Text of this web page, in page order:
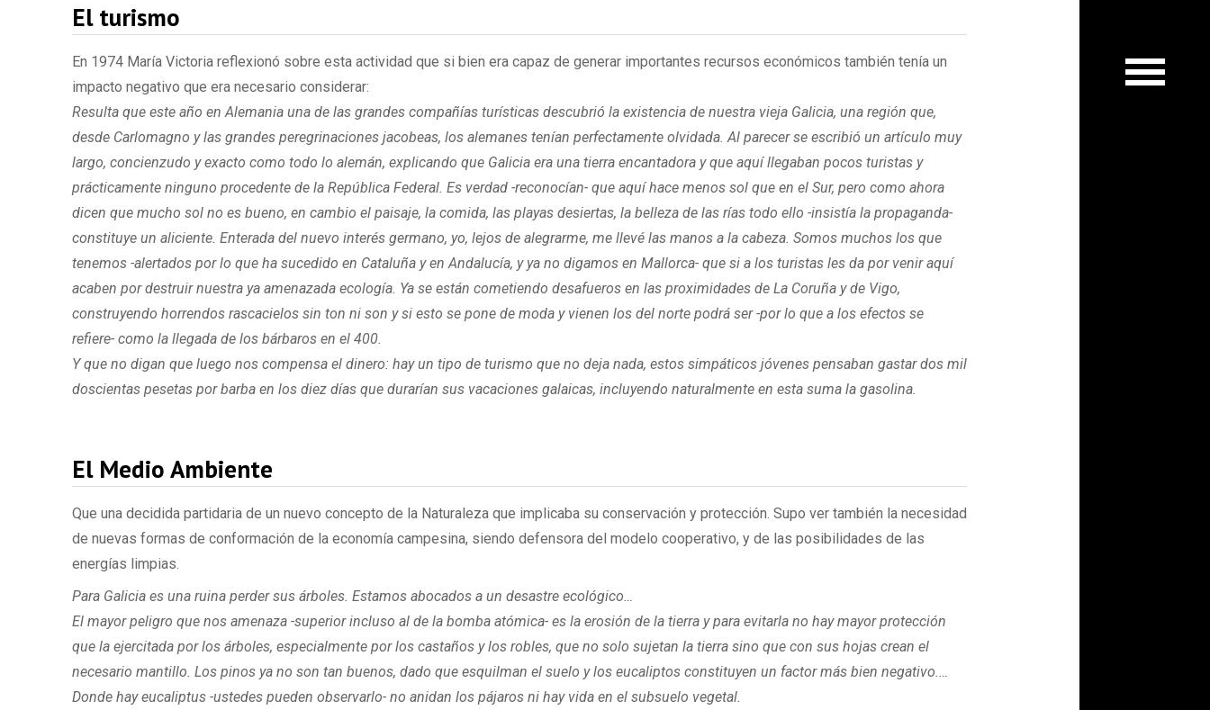
El turismo
En 1974 María Victoria reflexionó sobre esta actividad que si bien era capaz de generar importantes recursos económicos también tenía un
impacto negativo que era necesario considerar:
Resulta que este año en Alemania una de las grandes compañías turísticas descubrió la existencia de nuestra vieja Galicia, una región que,
desde Carlomagno y las grandes peregrinaciones jacobeas, los alemanes tenían perfectamente olvidada. Al parecer se escribió un artículo muy
largo, concienzudo y exacto como todo lo alemán, explicando que Galicia era una tierra encantadora y que aquí llegaban pocos turistas y
prácticamente ninguno procedente de la República Federal. Es verdad -reconocían- que aquí hace menos sol que en el Sur, pero como ahora
dicen que mucho sol no es bueno, en cambio el paisaje, la comida, las playas desiertas, la belleza de las rías todo ello -insistía la propaganda-
constituye un aliciente. Enterada del nuevo interés germano, yo, lejos de alegrarme, me llevé las manos a la cabeza. Somos muchos los que
tenemos -alertados por lo que ha sucedido en Cataluña y en Andalucía, y ya no digamos en Mallorca- que si a los turistas les da por venir aquí
acaben por destruir nuestra ya amenazada ecología. Ya se están cometiendo desafueros en las proximidades de La Coruña y de Vigo,
construyendo horrendos rascacielos sin ton ni son y si esto se pone de moda y vienen los del norte podrá ser -por lo que a los efectos se
refiere- como la llegada de los bárbaros en el 400.
Y que no digan que luego nos compensa el dinero: hay un tipo de turismo que no deja nada, estos simpáticos jóvenes pensaban gastar dos mil
doscientas pesetas por barba en los diez días que durarían sus vacaciones galaicas, incluyendo naturalmente en esta suma la gasolina.
El Medio Ambiente
Que una decidida partidaria de un nuevo concepto de la Naturaleza que implicaba su conservación y protección. Supo ver también la necesidad
de nuevas formas de conformación de la economía campesina, siendo defensora del modelo cooperativo, y de las posibilidades de las
energías limpias.
Para Galicia es una ruina perder sus árboles. Estamos abocados a un desastre ecológico…
El mayor peligro que nos amenaza -superior incluso al de la bomba atómica- es la erosión de la tierra y para evitarla no hay mayor protección
que la ejercitada por los árboles, especialmente por los castaños y los robles, que no solo sujetan la tierra sino que con sus hojas crean el
necesario mantillo. Los pinos ya no son tan buenos, dado que esquilman el suelo y los eucaliptos constituyen un factor más bien negativo.…
Donde hay eucaliptus -ustedes pueden observarlo- no anidan los pájaros ni hay vida en el subsuelo vegetal.